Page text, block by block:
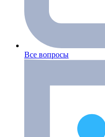
Все вопросы